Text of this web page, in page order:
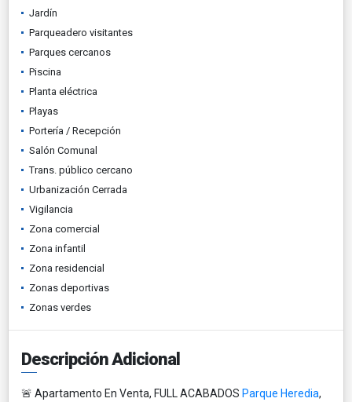
Jardín
Parqueadero visitantes
Parques cercanos
Piscina
Planta eléctrica
Playas
Portería / Recepción
Salón Comunal
Trans. público cercano
Urbanización Cerrada
Vigilancia
Zona comercial
Zona infantil
Zona residencial
Zonas deportivas
Zonas verdes
Descripción Adicional
🚨 Apartamento En Venta, FULL ACABADOS Parque Heredia,